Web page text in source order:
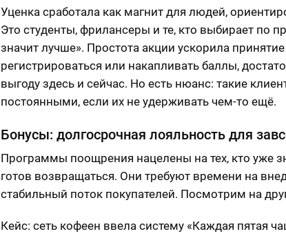
Уценка сработала как магнит для людей,
Это студенты, фрилансеры и те, кто выбирает по
значит лучше». Простота акции ускорила
регистрироваться или накапливать баллы,
выгоду здесь и сейчас. Но есть нюанс: такие
постоянными, если их не удерживать чем-то ещё.
Бонусы: долгосрочная лояльность для
Программы поощрения нацелены на тех, кто уже
готов возвращаться. Они требуют времени на
стабильный поток покупателей. Посмотрим на
Кейс: сеть кофеен ввела систему «Каждая пятая